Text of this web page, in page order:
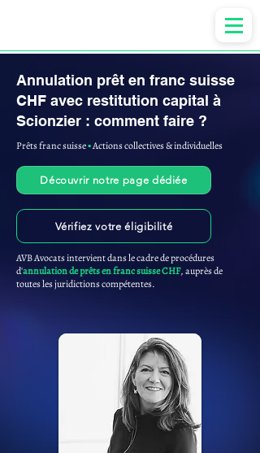
Annulation prêt en franc suisse
CHF avec restitution capital à
Scionzier : comment faire ?
Prêts franc suisse▪︎Actions collectives & individuelles
Découvrir notre page dédiée
Vérifiez votre éligibilité
AVB Avocats intervient dans le cadre de procédures
d'annulation de prêts en franc suisse CHF, auprès de
toutes les juridictions compétentes.